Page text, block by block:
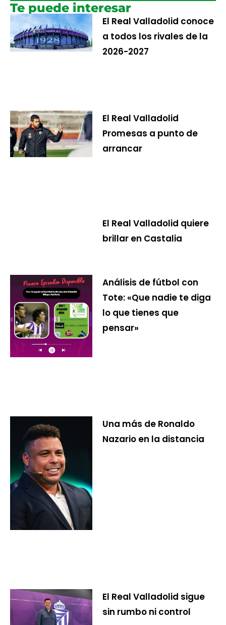
Te puede interesar
El Real Valladolid conoce
a todos los rivales de la
2026-2027
El Real Valladolid
Promesas a punto de
arrancar
El Real Valladolid quiere
brillar en Castalia
Análisis de fútbol con
Tote: «Que nadie te diga
lo que tienes que
pensar»
Una más de Ronaldo
Nazario en la distancia
El Real Valladolid sigue
sin rumbo ni control